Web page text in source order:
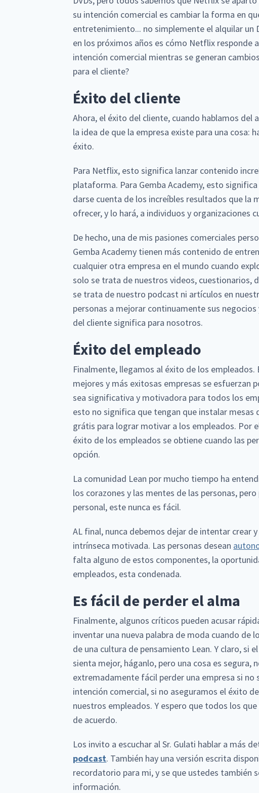
su intención comercial es cambiar la forma en
entretenimiento... no simplemente el alquilar un
en los próximos años es cómo Netflix responde
intención comercial mientras se generan
para el cliente?
Éxito del cliente
Ahora, el éxito del cliente, cuando hablamos del
la idea de que la empresa existe para una cosa:
éxito.
Para Netflix, esto significa lanzar contenido
plataforma. Para Gemba Academy, esto
darse cuenta de los increíbles resultados que la
ofrecer, y lo hará, a individuos y organizaciones
De hecho, una de mis pasiones comerciales
Gemba Academy tienen más contenido de
cualquier otra empresa en el mundo cuando
solo se trata de nuestros videos, cuestionarios,
se trata de nuestro podcast ni artículos en
personas a mejorar continuamente sus
del cliente significa para nosotros.
Éxito del empleado
Finalmente, llegamos al éxito de los empleados.
mejores y más exitosas empresas se esfuerzan
sea significativa y motivadora para todos los
esto no significa que tengan que instalar
grátis para lograr motivar a los empleados. Por
éxito de los empleados se obtiene cuando las
opción.
La comunidad Lean por mucho tiempo ha
los corazones y las mentes de las personas,
personal, este nunca es fácil.
AL final, nunca debemos dejar de intentar crear
intrínseca motivada. Las personas desean
falta alguno de estos componentes, la
empleados, esta condenada.
Es fácil de perder el alma
Finalmente, algunos críticos pueden acusar
inventar una nueva palabra de moda cuando de
de una cultura de pensamiento Lean. Y claro, si
sienta mejor, háganlo, pero una cosa es segura,
extremadamente fácil perder una empresa si no
intención comercial, si no aseguramos el éxito
nuestros empleados. Y espero que todos los
de acuerdo.
Los invito a escuchar al Sr. Gulati hablar a más
podcast. También hay una versión escrita
recordatorio para mi, y se que ustedes también
información.